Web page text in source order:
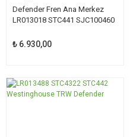
Defender Fren Ana Merkez
LR013018 STC441 SJC100460
₺ 6.930,00